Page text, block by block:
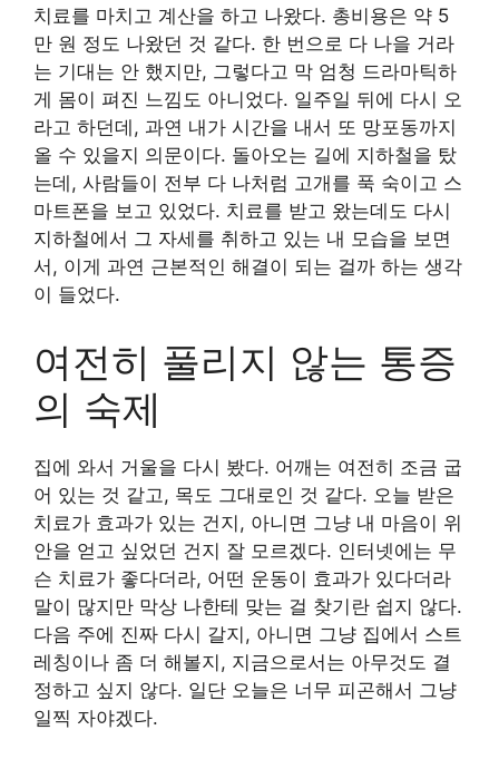
치료를 마치고 계산을 하고 나왔다. 총비용은 약 5
만 원 정도 나왔던 것 같다. 한 번으로 다 나을 거라
는 기대는 안 했지만, 그렇다고 막 엄청 드라마틱하
게 몸이 펴진 느낌도 아니었다. 일주일 뒤에 다시 오
라고 하던데, 과연 내가 시간을 내서 또 망포동까지
올 수 있을지 의문이다. 돌아오는 길에 지하철을 탔
는데, 사람들이 전부 다 나처럼 고개를 푹 숙이고 스
마트폰을 보고 있었다. 치료를 받고 왔는데도 다시
지하철에서 그 자세를 취하고 있는 내 모습을 보면
서, 이게 과연 근본적인 해결이 되는 걸까 하는 생각
이 들었다.
여전히 풀리지 않는 통증
의 숙제
집에 와서 거울을 다시 봤다. 어깨는 여전히 조금 굽
어 있는 것 같고, 목도 그대로인 것 같다. 오늘 받은
치료가 효과가 있는 건지, 아니면 그냥 내 마음이 위
안을 얻고 싶었던 건지 잘 모르겠다. 인터넷에는 무
슨 치료가 좋다더라, 어떤 운동이 효과가 있다더라
말이 많지만 막상 나한테 맞는 걸 찾기란 쉽지 않다.
다음 주에 진짜 다시 갈지, 아니면 그냥 집에서 스트
레칭이나 좀 더 해볼지, 지금으로서는 아무것도 결
정하고 싶지 않다. 일단 오늘은 너무 피곤해서 그냥
일찍 자야겠다.